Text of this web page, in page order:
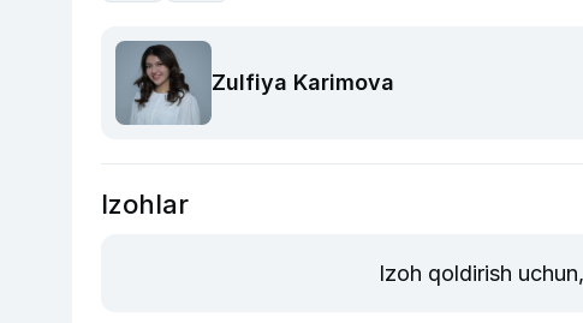
Zulfiya Karimova
Izohlar
Izoh qoldirish